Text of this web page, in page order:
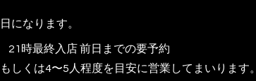
になります。
時最終入店 前日までの要予約
しくは4〜5人程度を目安に営業してまいります。